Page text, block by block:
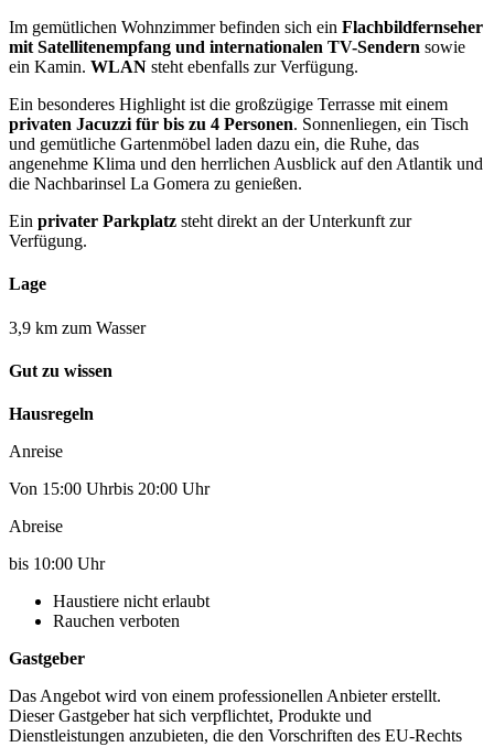
Im gemütlichen Wohnzimmer befinden sich ein Flachbildfernseher
mit Satellitenempfang und internationalen TV-Sendern sowie
ein Kamin. WLAN steht ebenfalls zur Verfügung.
Ein besonderes Highlight ist die großzügige Terrasse mit einem
privaten Jacuzzi für bis zu 4 Personen. Sonnenliegen, ein Tisch
und gemütliche Gartenmöbel laden dazu ein, die Ruhe, das
angenehme Klima und den herrlichen Ausblick auf den Atlantik und
die Nachbarinsel La Gomera zu genießen.
Ein privater Parkplatz steht direkt an der Unterkunft zur
Verfügung.
Lage
3,9 km zum Wasser
Gut zu wissen
Hausregeln
Anreise
Von 15:00 Uhrbis 20:00 Uhr
Abreise
bis 10:00 Uhr
Haustiere nicht erlaubt
Rauchen verboten
Gastgeber
Das Angebot wird von einem professionellen Anbieter erstellt.
Dieser Gastgeber hat sich verpflichtet, Produkte und
Dienstleistungen anzubieten, die den Vorschriften des EU-Rechts